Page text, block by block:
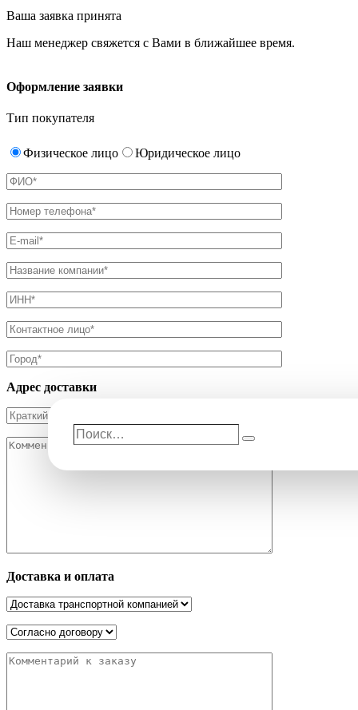
Ваша заявка принята
Наш менеджер свяжется с Вами в ближайшее время.
Оформление заявки
Тип покупателя
Физическое лицо Юридическое лицо
Адрес доставки
Доставка и оплата
Поиск…
Поиск